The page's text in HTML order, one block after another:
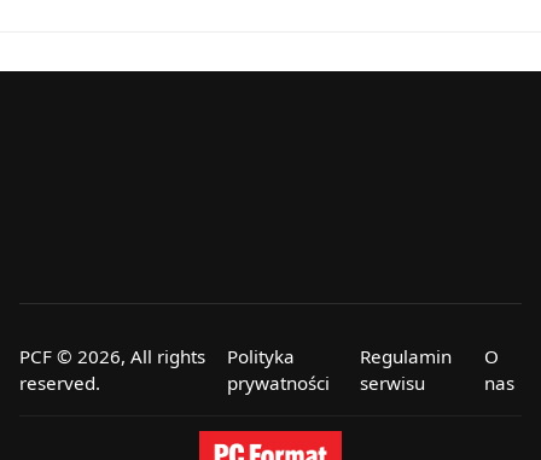
PCF © 2026, All rights
reserved.
Polityka
prywatności
Regulamin
serwisu
O
nas